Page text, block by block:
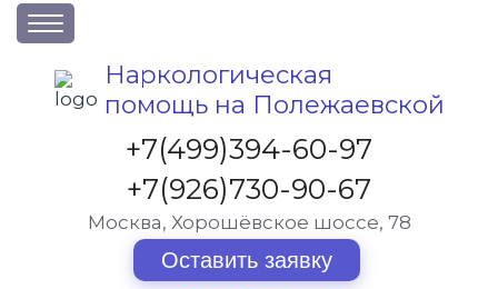
О клинике
Акции
Вакансии
Лицензии
Статьи
Наркологическая
помощь на Полежаевской
+7(499)394-60-97
+7(926)730-90-67
Москва, Хорошёвское шоссе, 78
Оставить заявку